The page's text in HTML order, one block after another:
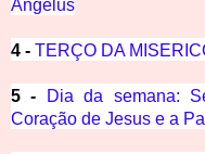
Ângelus
4 - TERÇO DA
5 -
Dia da semana:
Coração de Jesus e a